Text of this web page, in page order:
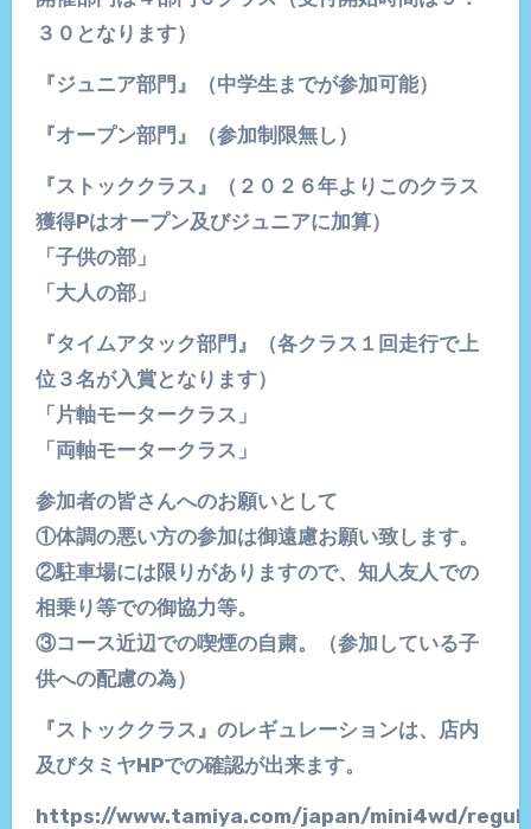
３０となります）
『ジュニア部門』（中学生までが参加可能）
『オープン部門』（参加制限無し）
『ストッククラス』（２０２６年よりこのクラス
獲得Pはオープン及びジュニアに加算）
「子供の部」
「大人の部」
『タイムアタック部門』（各クラス１回走行で上
位３名が入賞となります）
「片軸モータークラス」
「両軸モータークラス」
参加者の皆さんへのお願いとして
①体調の悪い方の参加は御遠慮お願い致します。
②駐車場には限りがありますので、知人友人での
相乗り等での御協力等。
③コース近辺での喫煙の自粛。（参加している子
供への配慮の為）
『ストッククラス』のレギュレーションは、店内
及びタミヤHPでの確認が出来ます。
https://www.tamiya.com/japan/mini4wd/